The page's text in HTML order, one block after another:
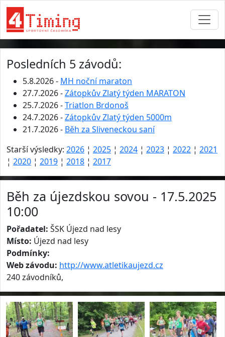
Posledních 5 závodů:
5.8.2026 - MH noční maraton
27.7.2026 -Zátopkův Zlatý týden MARATON
25.7.2026 -Triatlon Brdonoš
24.7.2026 -Zátopkův Zlatý týden 5000m
21.7.2026 - Běh za Sliveneckou saní
Starší výsledky: 2026 ¦ 2025 ¦ 2024 ¦ 2023 ¦ 2022 ¦ 2021
¦ 2020 ¦ 2019 ¦ 2018 ¦ 2017
Běh za újezdskou sovou - 17.5.2025
10:00
Pořadatel: ŠSK Újezd nad lesy
Místo: Újezd nad lesy
Podmínky:
Web závodu: http://www.atletikaujezd.cz
240 závodníků,